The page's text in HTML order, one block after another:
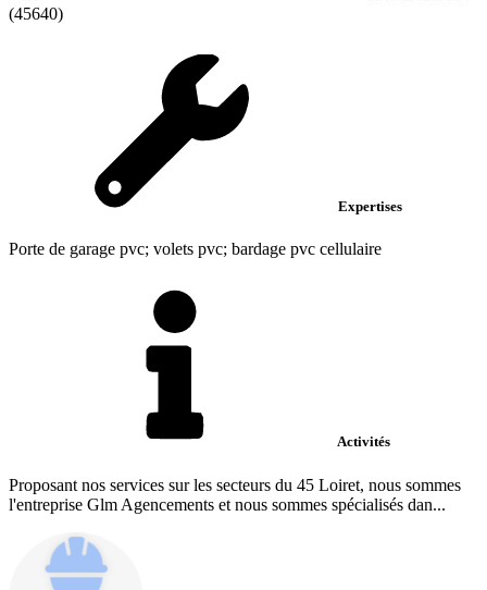
(45640)
Expertises
Porte de garage pvc; volets pvc; bardage pvc cellulaire
Activités
Proposant nos services sur les secteurs du 45 Loiret, nous sommes
l'entreprise Glm Agencements et nous sommes spécialisés dan...